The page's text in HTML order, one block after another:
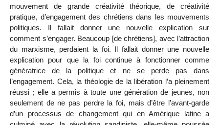
mouvement de grande créativité théorique, de créativité
pratique, d’engagement des chrétiens dans les mouvements
politiques. Il fallait donner une nouvelle explication sur
comment s’engager. Beaucoup [de chrétiens], avec l’attraction
du marxisme, perdaient la foi. Il fallait donner une nouvelle
explication pour que la foi continue à fonctionner comme
génératrice de la politique et ne se perde pas dans
l’engagement. Cela, la théologie de la libération l’a pleinement
réussi ; elle a permis à toute une génération de jeunes, non
seulement de ne pas perdre la foi, mais d’être l’avant-garde
d’un processus de changement qui en Amérique latine a